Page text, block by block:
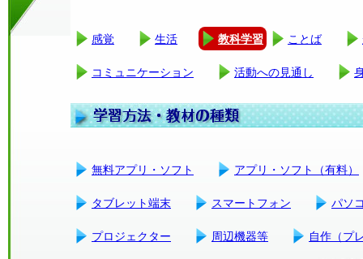
感覚 生活 教科学習 ことば
コミュニケーション 活動への見通し
無料アプリ・ソフト アプリ・ソフト（有料）
タブレット端末 スマートフォン パソ
プロジェクター 周辺機器等 自作（プ